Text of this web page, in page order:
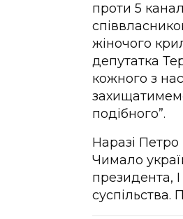
проти 5
жіночого
депутатка
кожного з
подібного”.
Наразі
Чимало
президента,